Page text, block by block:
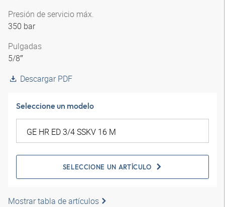
Presión de servicio máx.
350 bar
Pulgadas
5/8″
Descargar PDF
Seleccione un modelo
SELECCIONE UN ARTÍCULO
Mostrar tabla de artículos